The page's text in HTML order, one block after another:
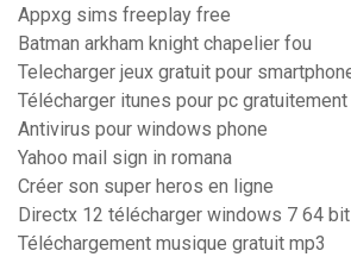
Appxg sims freeplay free
Batman arkham knight chapelier fou
Telecharger jeux gratuit pour
Télécharger itunes pour pc gratuitement
Antivirus pour windows phone
Yahoo mail sign in romana
Créer son super heros en ligne
Directx 12 télécharger windows 7 64
Téléchargement musique gratuit mp3